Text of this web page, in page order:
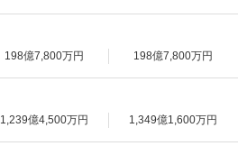
198億7,800万円 198億7,800万円
1,239億4,500万円 1,349億1,600万円